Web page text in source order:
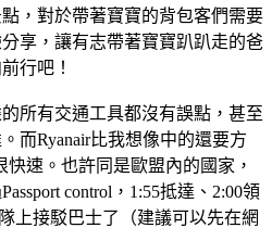
，對於帶著寶寶的背包客們需要
享，讓有志帶著寶寶趴趴走的爸
行吧！
所有交通工具都沒有誤點，甚至
而Ryanair比我想像中的還要方
快速。也許同是歐盟內的國家，
control，1:55抵達、2:00領
上接駁巴士了（建議可以先在網